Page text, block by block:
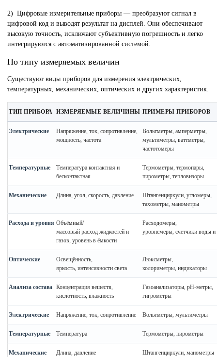
2) Цифровые измерительные приборы — преобразуют сигнал в
цифровой код и выводят результат на дисплей. Они обеспечивают
высокую точность, исключают субъективную погрешность и легко
интегрируются с автоматизированной системой.
По типу измеряемых величин
Существуют виды приборов для измерения электрических,
температурных, механических, оптических и других характеристик.
ТИП ПРИБОРА ИЗМЕРЯЕМЫЕ ВЕЛИЧИНЫ ПРИМЕРЫ ПРИБОРОВ
Электрические
Напряжение, ток, сопротивление,
мощность, частота
Вольтметры, амперметры,
мультиметры, ваттметры,
частотомеры
Температурные
Температура контактная и
бесконтактная
Термометры, термопары,
пирометры, тепловизоры
Механические Длина, угол, скорость, давление
Штангенциркули, угломеры,
тахометры, манометры
Расхода и уровня Объёмный/
массовый расход жидкостей и
газов, уровень в ёмкости
Расходомеры,
уровнемеры, счетчики воды и
Оптические
Освещённость,
яркость, интенсивности света
Люксметры,
колориметры, индикаторы
Анализа состава Концентрация веществ,
кислотность, влажность
Газоанализаторы, pH-метры,
гигрометры
Электрические Напряжение, ток, сопротивление Вольтметры, мультиметры
Температурные Температура Термометры, пирометры
Механические Длина, давление Штангенциркули, манометры